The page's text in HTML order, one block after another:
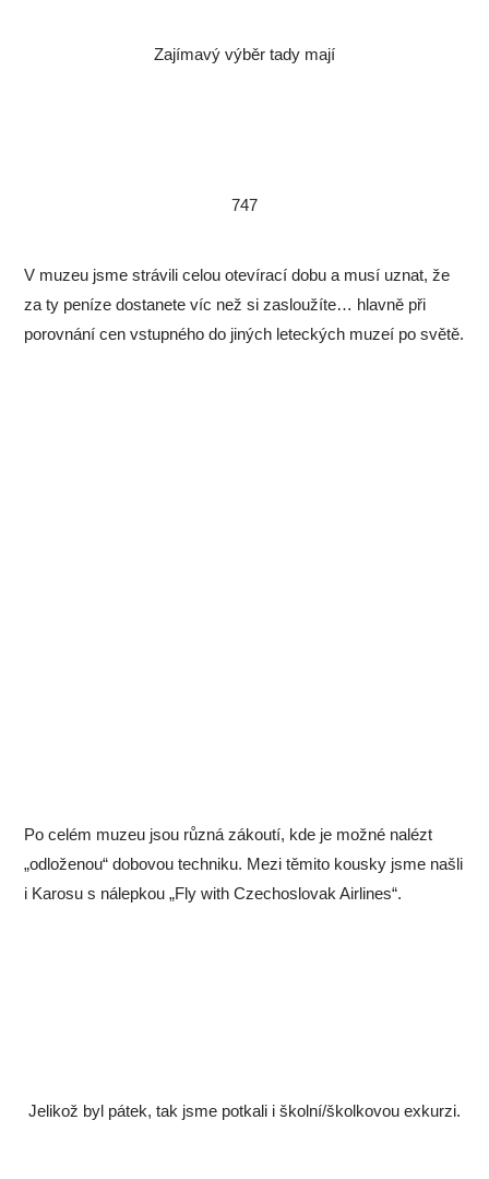
Zajímavý výběr tady mají
747
V muzeu jsme strávili celou otevírací dobu a musí uznat, že
za ty peníze dostanete víc než si zasloužíte… hlavně při
porovnání cen vstupného do jiných leteckých muzeí po světě.
Po celém muzeu jsou různá zákoutí, kde je možné nalézt
„odloženou“ dobovou techniku. Mezi těmito kousky jsme našli
i Karosu s nálepkou „Fly with Czechoslovak Airlines“.
Jelikož byl pátek, tak jsme potkali i školní/školkovou exkurzi.